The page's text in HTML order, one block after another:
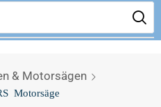
& Motorsägen
Motorsäge